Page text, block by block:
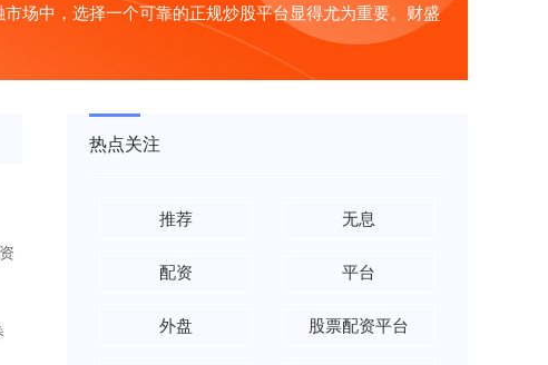
场中，选择一个可靠的正规炒股平台显得尤为重要。财盛
热点关注
推荐 无息
配资 平台
外盘 股票配资平台